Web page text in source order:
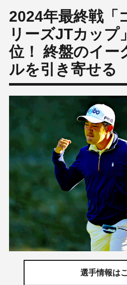
2024年最終戦「
リーズJTカップ
位！ 終盤のイー
ルを引き寄せる
選手情報は